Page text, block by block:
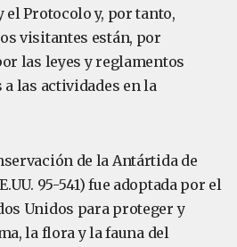
el Protocolo y, por tanto,
visitantes están, por
las leyes y reglamentos
las actividades en la
de la Antártida de
95-541) fue adoptada por el
Unidos para proteger y
la flora y la fauna del